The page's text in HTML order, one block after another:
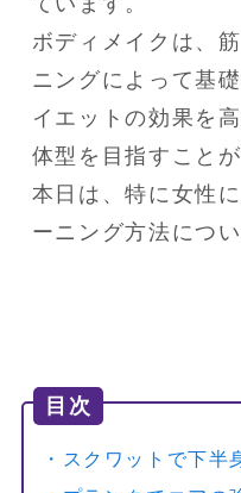
ボディメイクは、
ニングによって基
イエットの効果を
体型を目指すことが
本日は、特に女性
ーニング方法につ
目次
・スクワットで下半